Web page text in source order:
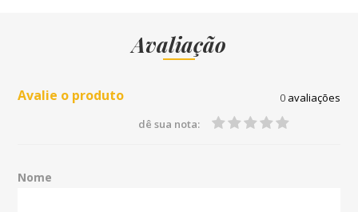
Avaliação
Avalie o produto 0avaliações
dê sua nota:
Nome